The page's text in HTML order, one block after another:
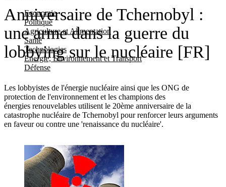
Economie
Politique
Agriculture et Alimentation
Santé
Technologies
Energie, Environnement et Transport
Défense
Anniversaire de Tchernobyl :
une arme dans la guerre du
lobbying sur le nucléaire [FR]
Les lobbyistes de l'énergie nucléaire ainsi que les ONG de
protection de l'environnement et les champions des
énergies renouvelables utilisent le 20ème anniversaire de la
catastrophe nucléaire de Tchernobyl pour renforcer leurs arguments
en faveur ou contre une 'renaissance du nucléaire'.